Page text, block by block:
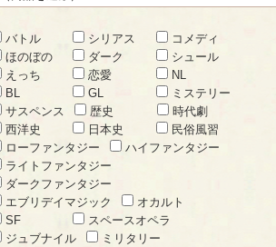
バトル シリアス
コメディ
ほのぼの
ダーク
シュール
えっち
恋愛
NL
BL
GL
ミステリー
サスペンス
歴史
時代劇
西洋史
日本史
民俗風習
ローファンタジー
ハイファンタジー
ライトファンタジー
ダークファンタジー
エブリデイマジック
オカルト
SF
スペースオペラ
ジュブナイル
ミリタリー